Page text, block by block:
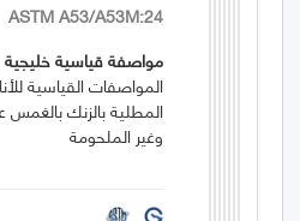
ASTM A53/A53M:24
مواصفة قياسية خليجية
المواصفات القياسية
المطلية بالزنك
وغير الملحومة